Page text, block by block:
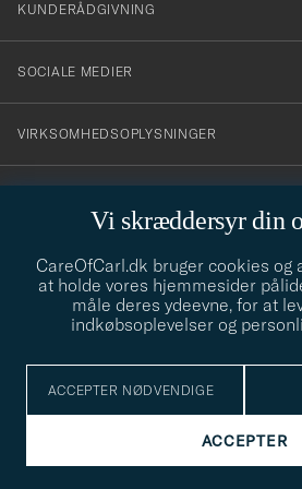
Vi skræddersyr din
CareOfCarl.dk bruger cookies og
at holde vores hjemmesider
måle deres ydeevne, for at
indkøbsoplevelser og
ACCEPTER NØDVENDIGE
ACCEPTER
KUNDERÅDGIVNING
SOCIALE MEDIER
VIRKSOMHEDSOPLYSNINGER
info@careofcarl.dk
Behøver du hjælp til at finde din stil?
gerne til!
STILRÅD